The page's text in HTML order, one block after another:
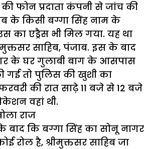
फोन प्रदाता कंपनी से जांच की
के किसी बग्गा सिंह नाम के
का एड्रैस भी मिल गया. यह था
साहिब, पंजाब. इस के बाद
के घर गुलाबी बाग के आसपास
गई तो पुलिस की खुशी का
की रात साढ़े 11 बजे से 12 बजे
वहां थी.
राज
बाद कि बग्गा सिंह का सोनू नागर
रोल है, श्रीमुक्तसर साहिब जा